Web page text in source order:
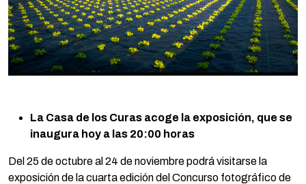
La Casa de los Curas acoge la exposición, que se
inaugura hoy a las 20:00 horas
Del 25 de octubre al 24 de noviembre podrá visitarse la
exposición de la cuarta edición del Concurso fotográfico de